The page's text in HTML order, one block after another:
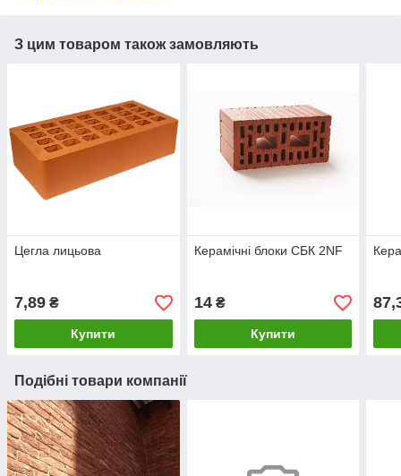
З цим товаром також замовляють
Цегла лицьова
7,89 ₴
Купити
Керамічні блоки СБК 2NF
14₴
Купити
Подібні товари компанії